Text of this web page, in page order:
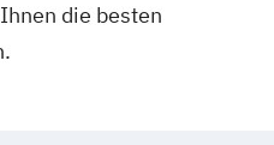
die besten